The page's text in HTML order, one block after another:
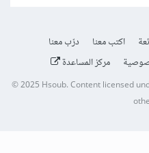
اكتب معنا
درّب معنا
مركز المساعدة
© 2025 Hsoub.Content licensed